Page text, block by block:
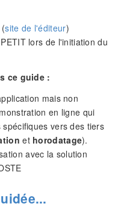
(site de l'éditeur)
lors de l'initiation du
ce guide :
mais non
en ligne qui
vers des tiers
et horodatage).
avec la solution